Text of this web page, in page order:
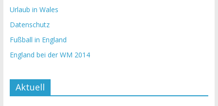
Urlaub in Wales
Datenschutz
Fußball in England
England bei der WM 2014
Aktuell